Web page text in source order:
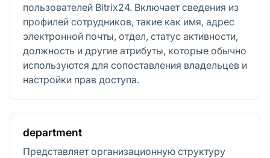
пользователей Bitrix24. Включает сведения из
профилей сотрудников, такие как имя, адрес
электронной почты, отдел, статус активности,
должность и другие атрибуты, которые обычно
используются для сопоставления владельцев и
настройки прав доступа.
department
Представляет организационную структуру